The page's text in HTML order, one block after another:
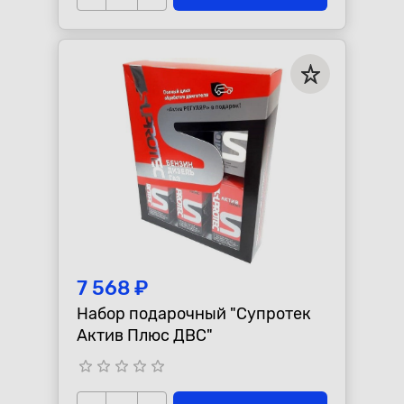
7 568 ₽
Набор подарочный "Супротек
Актив Плюс ДВС"
star_border star_border star_border star_border star_border